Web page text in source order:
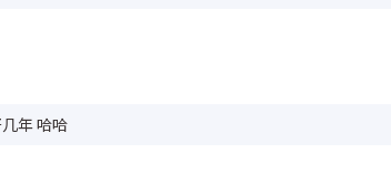
年 哈哈